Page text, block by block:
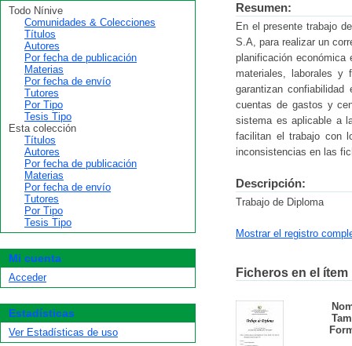
Resumen:
En el presente trabajo
S.A, para realizar un
planificación económica
materiales, laborales y
garantizan
cuentas de gastos y
sistema es aplicable a
facilitan el trabajo con
inconsistencias en las
Descripción:
Trabajo de Diploma
Mostrar el registro
Ficheros en el ítem
Todo Nínive
Comunidades & Colecciones
Títulos
Autores
Por fecha de publicación
Materias
Por fecha de envío
Tutores
Por Tipo
Tesis Tipo
Esta colección
Títulos
Autores
Por fecha de publicación
Materias
Por fecha de envío
Tutores
Por Tipo
Tesis Tipo
Mi cuenta
Acceder
Estadísticas
Ver Estadísticas de uso